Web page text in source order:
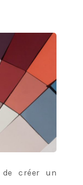
de créer un